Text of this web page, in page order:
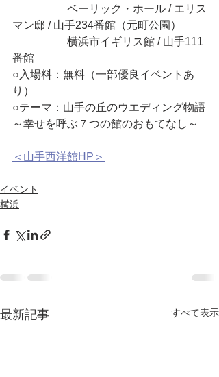
ベーリック・ホール / エリス
マン邸 / 山手234番館（元町公園）
横浜市イギリス館 / 山手111
番館
○入場料：無料（一部優良イベントあ
り）
○テーマ：山手の丘のウエディング物語
～幸せを呼ぶ７つの館のおもてなし～
＜山手西洋館HP＞
イベント
横浜
最新記事 すべて表示